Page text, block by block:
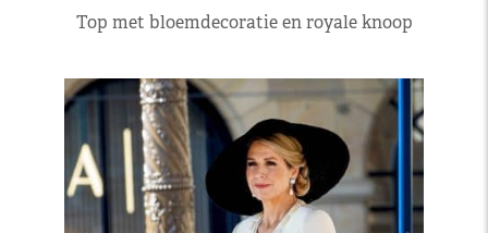
Top met bloemdecoratie en royale knoop